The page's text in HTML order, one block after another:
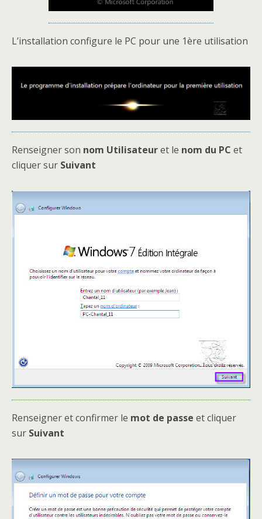
L’installation configure le PC pour une 1ère utilisation
Renseigner son nom Utilisateuret le nom du PC et
cliquer sur Suivant
Renseigner et confirmer le mot de passe et cliquer
sur Suivant